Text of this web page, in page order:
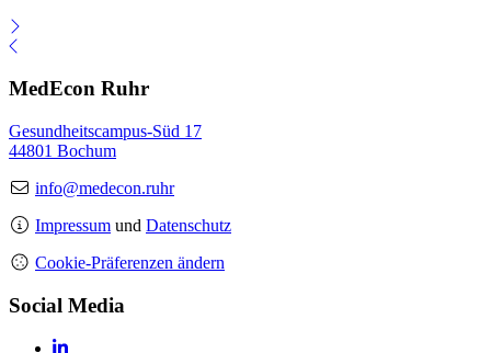
MedEcon Ruhr
Gesundheitscampus-Süd 17
44801 Bochum
info@medecon.ruhr
Impressum und Datenschutz
Cookie-Präferenzen ändern
Social Media